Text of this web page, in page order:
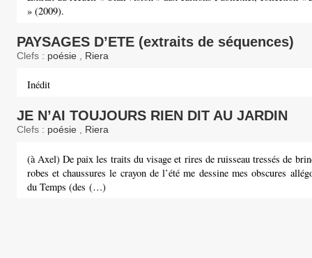
» (2009).
PAYSAGES D’ETE (extraits de séquences)
Clefs : poésie Riera
Inédit
JE N’AI TOUJOURS RIEN DIT AU JARDIN
Clefs : poésie Riera
(à Axel) De paix les traits du visage et rires de ruisseau tressés de
robes et chaussures le crayon de l’été me dessine mes obscures
du Temps (des (…)